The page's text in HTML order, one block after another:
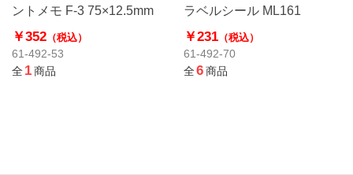
ントメモ F-3 75×12.5mm
￥352 （税込）
61-492-53
全1商品
ラベルシール ML161
￥231（税込）
61-492-70
全6商品